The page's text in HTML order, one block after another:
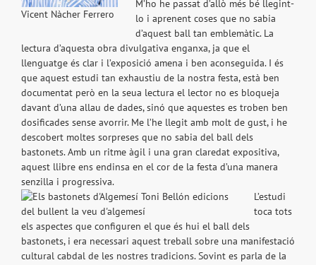
Vicent Nàcher Ferrero
M’ho he passat d’allò més bé llegint-
lo i aprenent coses que no sabia
d’aquest ball tan emblemàtic. La
lectura d’aquesta obra divulgativa enganxa, ja que el
llenguatge és clar i l’exposició amena i ben aconseguida. I és
que aquest estudi tan exhaustiu de la nostra festa, està ben
documentat però en la seua lectura el lector no es bloqueja
davant d’una allau de dades, sinó que aquestes es troben ben
dosificades sense avorrir. Me l’he llegit amb molt de gust, i he
descobert moltes sorpreses que no sabia del ball dels
bastonets. Amb un ritme àgil i una gran claredat expositiva,
aquest llibre ens endinsa en el cor de la festa d’una manera
senzilla i progressiva.
L’estudi
toca tots
els aspectes que configuren el que és hui el ball dels
bastonets, i era necessari aquest treball sobre una manifestació
cultural cabdal de les nostres tradicions. Sovint es parla de la